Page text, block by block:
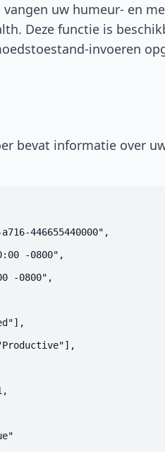
uw humeur- en
Deze functie is
invoeren
bevat informatie over
446655440000",
-0800",
-0800",